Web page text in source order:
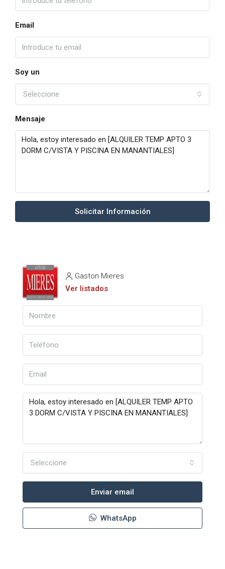
Email
Soy un
Seleccione
Mensaje
Solicitar Información
Gaston Mieres
Ver listados
Seleccione
Enviar email
WhatsApp